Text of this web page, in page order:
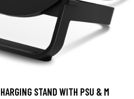
STAND WITH PSU & M